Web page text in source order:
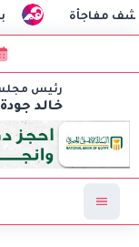
بقلم
رئيس مجلس
خالد جودة